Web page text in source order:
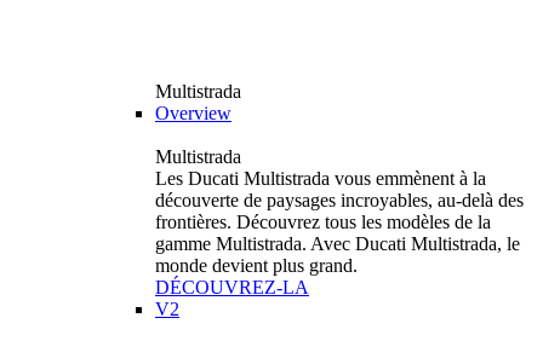
Multistrada
Overview
Multistrada
Les Ducati Multistrada vous emmènent à la
découverte de paysages incroyables, au-delà des
frontières. Découvrez tous les modèles de la
gamme Multistrada. Avec Ducati Multistrada, le
monde devient plus grand.
DÉCOUVREZ-LA
V2